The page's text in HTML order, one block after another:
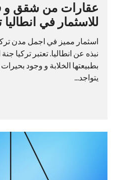
عقارات من شقق و
للاسثمار في انطاليا
اسثمار مميز في اجمل مدن
نبذه عن انطاليا. تعتبر تركيا
بطبيعتها الخلابة و وجود
يتواجد...